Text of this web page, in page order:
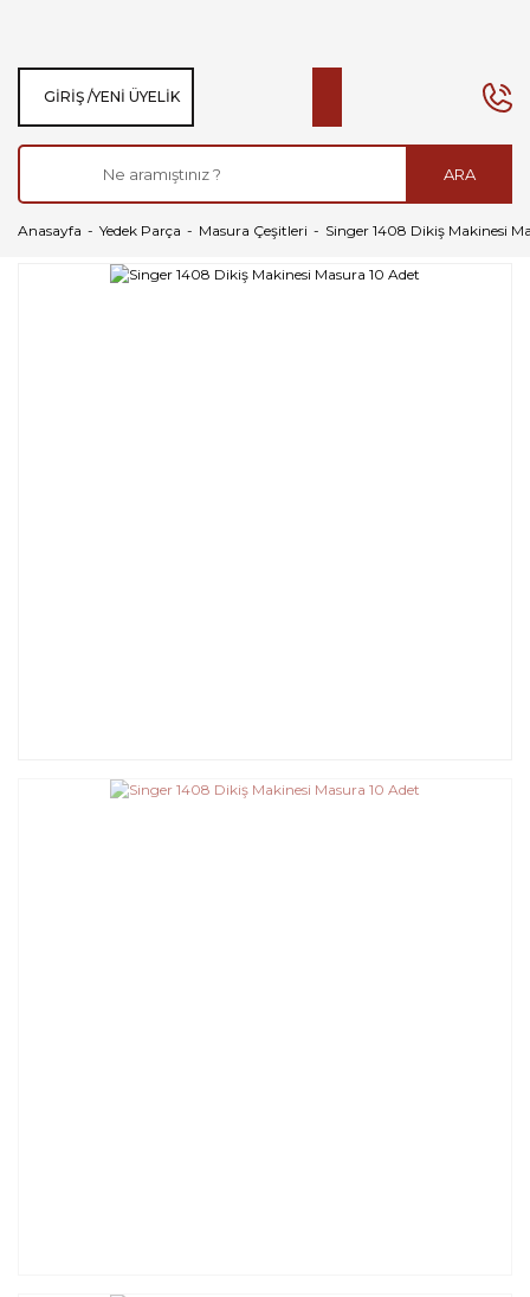
ARA
GIRIŞ /YENI ÜYELIK
Anasayfa Yedek Parça Masura Çeşitleri Singer 1408 Dikiş Makinesi